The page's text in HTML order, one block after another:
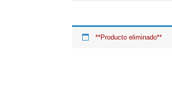
**Producto eliminado**